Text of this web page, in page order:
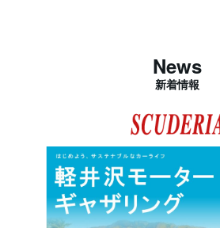
News
新着情報